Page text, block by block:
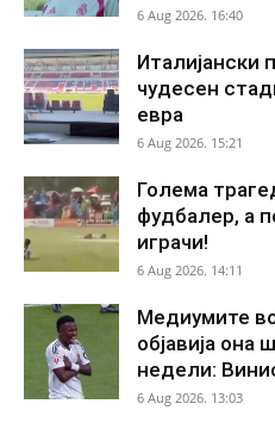
6 Aug 2026. 16:40
Италијански
чудесен
евра
6 Aug 2026. 15:21
Голема
фудбалер, а
играчи!
6 Aug 2026. 14:11
Медиумите
објавија она
недели:
6 Aug 2026. 13:03